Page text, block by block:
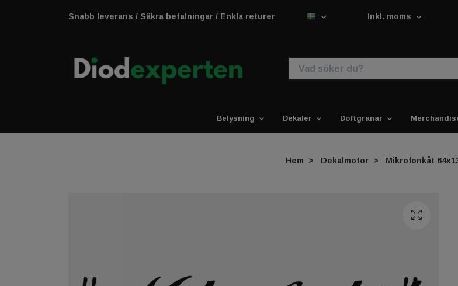
Snabb leverans / Säkra betalningar / Enkla returer Inkl. moms
Belysning Dekaler Doftgranar
Hem Dekalmotor Mikrofonkåt